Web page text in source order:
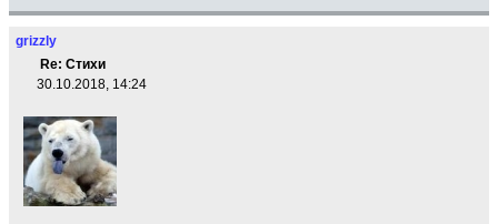
grizzly
Re: Стихи
30.10.2018, 14:24